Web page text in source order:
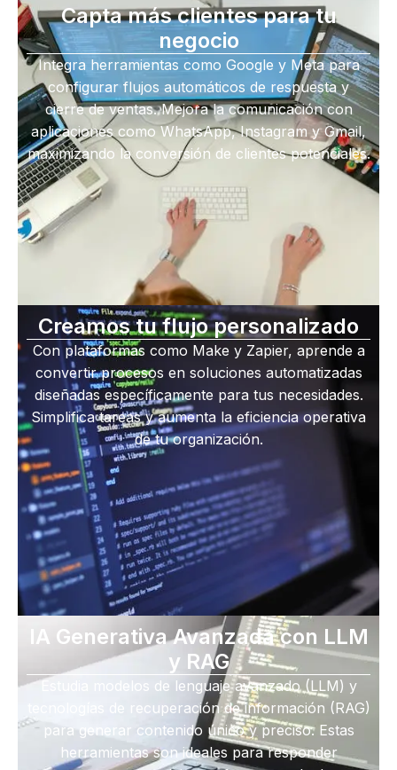
Capta más clientes para tu
negocio
Integra herramientas como Google y Meta para
configurar flujos automáticos de respuesta y
cierre de ventas. Mejora la comunicación con
aplicaciones como WhatsApp, Instagram y Gmail,
maximizando la conversión de clientes potenciales.
Creamos tu flujo personalizado
Con plataformas como Make y Zapier, aprende a
convertir procesos en soluciones automatizadas
diseñadas específicamente para tus necesidades.
Simplifica tareas y aumenta la eficiencia operativa
de tu organización.
IA Generativa Avanzada con LLM
y RAG
Estudia modelos de lenguaje avanzado (LLM) y
tecnologías de recuperación de información (RAG)
para generar contenido único y preciso. Estas
herramientas son ideales para responder